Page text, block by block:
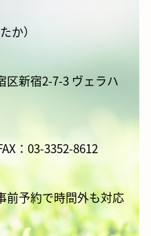
か）
新宿2-7-3 ヴェラハ
：03-3352-8612
予約で時間外も対応